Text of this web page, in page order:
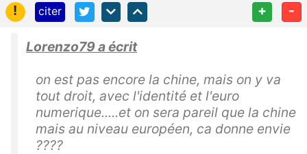
!
citer + -
Lorenzo79 a écrit
on est pas encore la chine, mais on y va
tout droit, avec l'identité et l'euro
numerique.....et on sera pareil que la chine
mais au niveau européen, ca donne envie
????